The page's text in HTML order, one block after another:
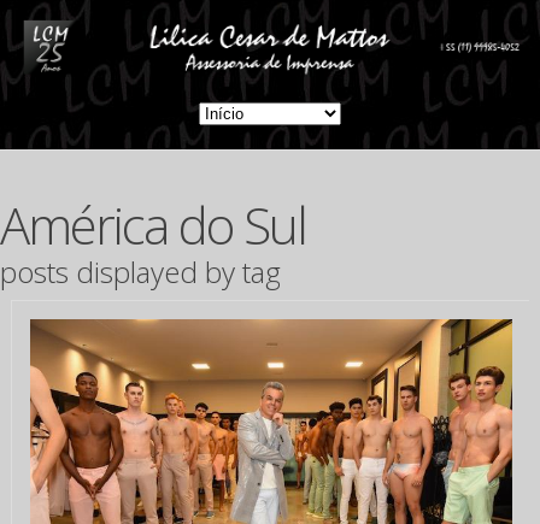
América do Sul
posts displayed by tag